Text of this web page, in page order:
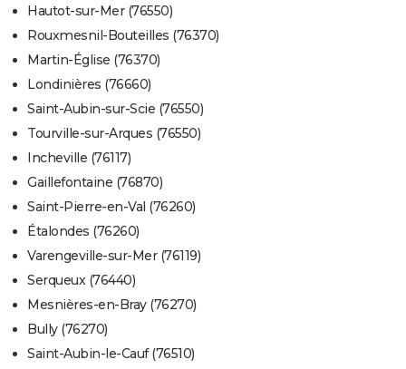
Hautot-sur-Mer (76550)
Rouxmesnil-Bouteilles (76370)
Martin-Église (76370)
Londinières (76660)
Saint-Aubin-sur-Scie (76550)
Tourville-sur-Arques (76550)
Incheville (76117)
Gaillefontaine (76870)
Saint-Pierre-en-Val (76260)
Étalondes (76260)
Varengeville-sur-Mer (76119)
Serqueux (76440)
Mesnières-en-Bray (76270)
Bully (76270)
Saint-Aubin-le-Cauf (76510)